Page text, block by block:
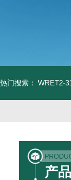
热门搜索： WRET2-
产